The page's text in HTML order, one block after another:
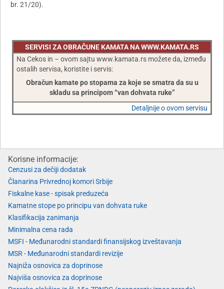
br. 21/20).
SERVISI ZA OBRAČUNE KAMATA NA WWW.KAMATA.RS
Na Cekos in – ovom sajtu www.kamata.rs možete da, između
ostalih servisa, koristite i servis:
Obračun kamate po stopama za koje se smatra da su u
skladu sa principom “van dohvata ruke”
Detaljnije o ovom servisu
Korisne informacije:
Cenzusi za dečiji dodatak
Članarina Privrednoj komori Srbije
Fiskalne kase - spisak preduzeća
Kamatne stope po principu van dohvata ruke
Klasifikacija zanimanja
Minimalna cena rada
MSFI - Međunarodni standardi finansijskog izveštavanja
MSR - Međunarodni standardi revizije
Najniža osnovica za doprinose
Najviša osnovica za doprinose